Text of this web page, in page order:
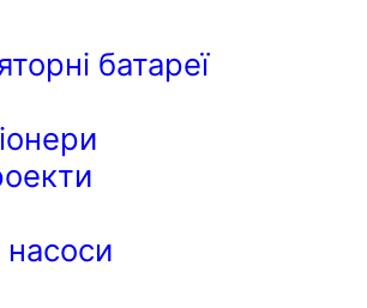
батареї
насоси